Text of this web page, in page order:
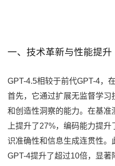
一、技术革新与性能提升
GPT-4.5相较于前代GPT-4，
首先，它通过扩展无监督学习
和创造性洞察的能力。在基准
上提升了27%，编码能力提
识准确性和信息生成连贯性。
GPT-4提升了超过10倍，显著